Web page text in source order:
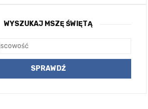
WYSZUKAJ MSZĘ ŚWIĘTĄ